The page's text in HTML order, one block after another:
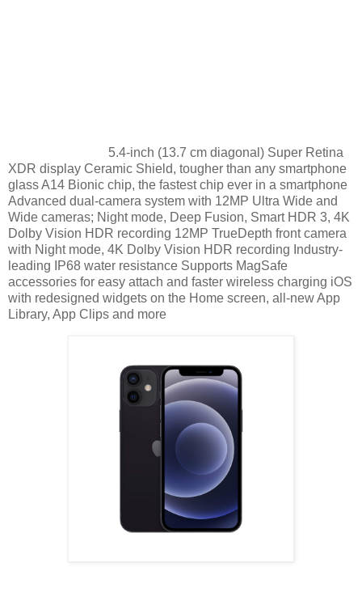
5.4-inch (13.7 cm diagonal) Super Retina
XDR display Ceramic Shield, tougher than any smartphone
glass A14 Bionic chip, the fastest chip ever in a smartphone
Advanced dual-camera system with 12MP Ultra Wide and
Wide cameras; Night mode, Deep Fusion, Smart HDR 3, 4K
Dolby Vision HDR recording 12MP TrueDepth front camera
with Night mode, 4K Dolby Vision HDR recording Industry-
leading IP68 water resistance Supports MagSafe
accessories for easy attach and faster wireless charging iOS
with redesigned widgets on the Home screen, all-new App
Library, App Clips and more